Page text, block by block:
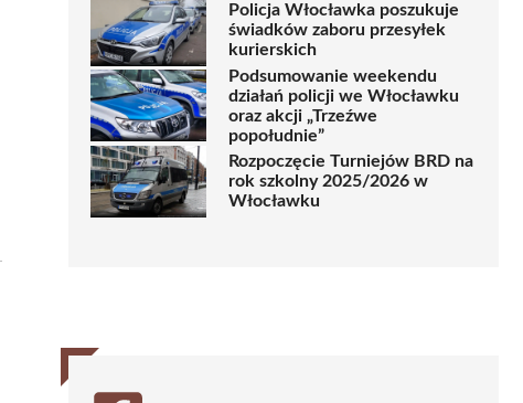
Policja Włocławka poszukuje
świadków zaboru przesyłek
kurierskich
Podsumowanie weekendu
działań policji we Włocławku
oraz akcji „Trzeźwe
popołudnie”
Rozpoczęcie Turniejów BRD na
rok szkolny 2025/2026 w
Włocławku